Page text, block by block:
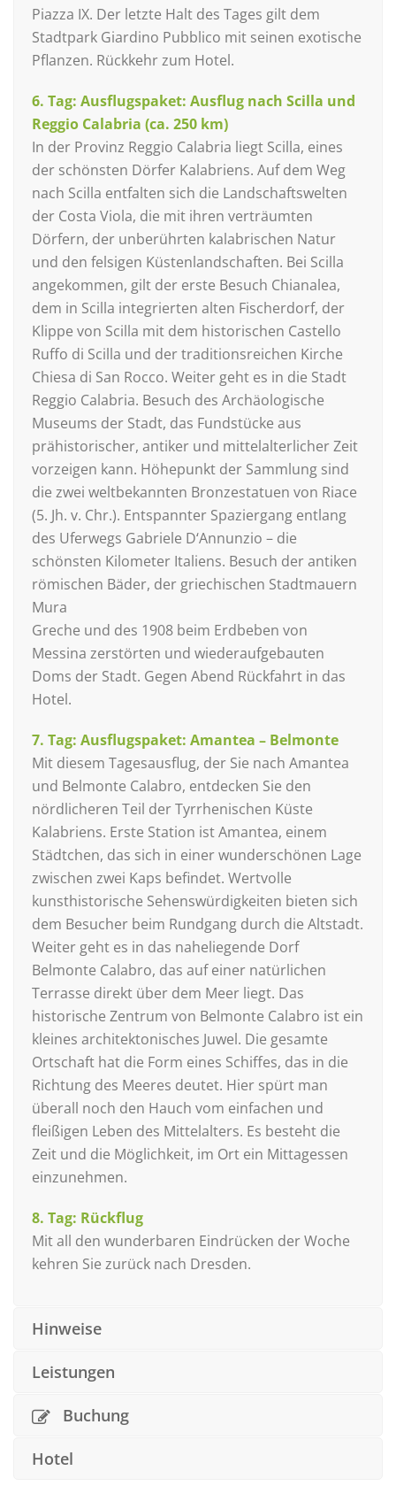
Piazza IX. Der letzte Halt des Tages gilt dem
Stadtpark Giardino Pubblico mit seinen exotische
Pflanzen. Rückkehr zum Hotel.
6. Tag: Ausflugspaket: Ausflug nach Scilla und
Reggio Calabria (ca. 250 km)
In der Provinz Reggio Calabria liegt Scilla, eines
der schönsten Dörfer Kalabriens. Auf dem Weg
nach Scilla entfalten sich die Landschaftswelten
der Costa Viola, die mit ihren verträumten
Dörfern, der unberührten kalabrischen Natur
und den felsigen Küstenlandschaften. Bei Scilla
angekommen, gilt der erste Besuch Chianalea,
dem in Scilla integrierten alten Fischerdorf, der
Klippe von Scilla mit dem historischen Castello
Ruffo di Scilla und der traditionsreichen Kirche
Chiesa di San Rocco. Weiter geht es in die Stadt
Reggio Calabria. Besuch des Archäologische
Museums der Stadt, das Fundstücke aus
prähistorischer, antiker und mittelalterlicher Zeit
vorzeigen kann. Höhepunkt der Sammlung sind
die zwei weltbekannten Bronzestatuen von Riace
(5. Jh. v. Chr.). Entspannter Spaziergang entlang
des Uferwegs Gabriele D‘Annunzio – die
schönsten Kilometer Italiens. Besuch der antiken
römischen Bäder, der griechischen Stadtmauern
Mura
Greche und des 1908 beim Erdbeben von
Messina zerstörten und wiederaufgebauten
Doms der Stadt. Gegen Abend Rückfahrt in das
Hotel.
7. Tag: Ausflugspaket: Amantea – Belmonte
Mit diesem Tagesausflug, der Sie nach Amantea
und Belmonte Calabro, entdecken Sie den
nördlicheren Teil der Tyrrhenischen Küste
Kalabriens. Erste Station ist Amantea, einem
Städtchen, das sich in einer wunderschönen Lage
zwischen zwei Kaps befindet. Wertvolle
kunsthistorische Sehenswürdigkeiten bieten sich
dem Besucher beim Rundgang durch die Altstadt.
Weiter geht es in das naheliegende Dorf
Belmonte Calabro, das auf einer natürlichen
Terrasse direkt über dem Meer liegt. Das
historische Zentrum von Belmonte Calabro ist ein
kleines architektonisches Juwel. Die gesamte
Ortschaft hat die Form eines Schiffes, das in die
Richtung des Meeres deutet. Hier spürt man
überall noch den Hauch vom einfachen und
fleißigen Leben des Mittelalters. Es besteht die
Zeit und die Möglichkeit, im Ort ein Mittagessen
einzunehmen.
8. Tag: Rückflug
Mit all den wunderbaren Eindrücken der Woche
kehren Sie zurück nach Dresden.
Hinweise
Leistungen
Buchung
Hotel